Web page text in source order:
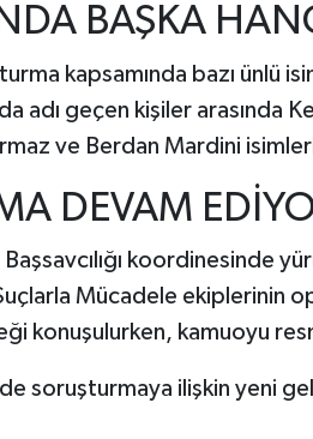
BAŞKA
kapsamında bazı ünlü
adı geçen kişiler arasında
ve Berdan Mardini
DEVAM
koordinesinde
Mücadele ekiplerinin
konuşulurken, kamuoyu
soruşturmaya ilişkin yeni